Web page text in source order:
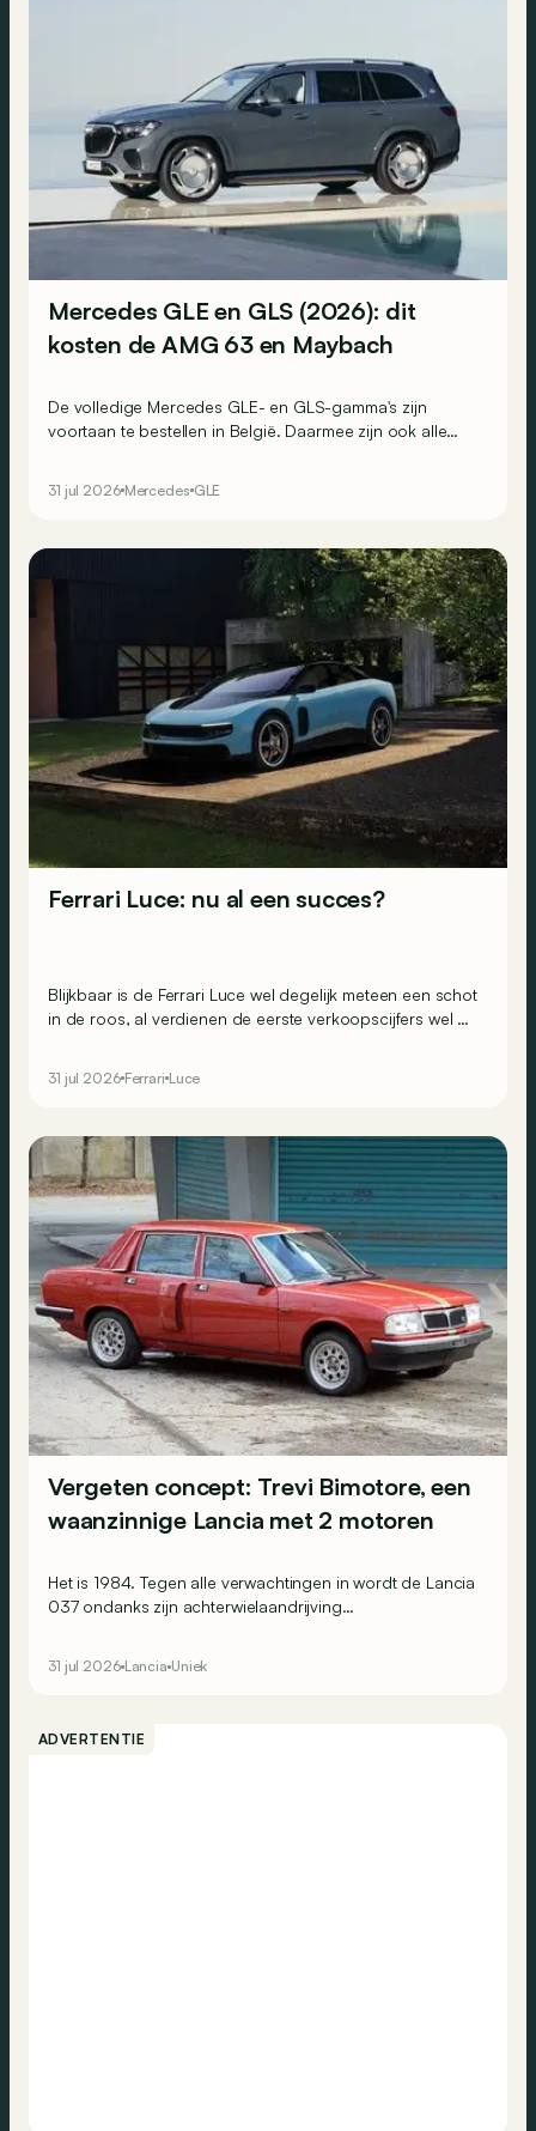
Mercedes GLE en GLS (2026): dit
kosten de AMG 63 en Maybach
De volledige Mercedes GLE- en GLS-gamma's zijn
voortaan te bestellen in België. Daarmee zijn ook alle
31 jul 2026 Mercedes GLE
Ferrari Luce: nu al een succes?
Blijkbaar is de Ferrari Luce wel degelijk meteen een schot
in de roos, al verdienen de eerste verkoopscijfers wel de
31 jul 2026 Ferrari Luce
Vergeten concept: Trevi Bimotore, een
waanzinnige Lancia met 2 motoren
Het is 1984. Tegen alle verwachtingen in wordt de Lancia
037 ondanks zijn achterwielaandrijving
vierwielaandrijving over te stappen. Omdat de
31 jul 2026 Lancia Uniek
ADVERTENTIE